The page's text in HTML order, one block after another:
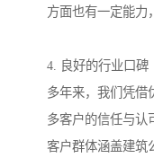
方面也有一定能力
4. 良好的行业口碑
多年来，我们凭借
多客户的信任与认
客户群体涵盖建筑